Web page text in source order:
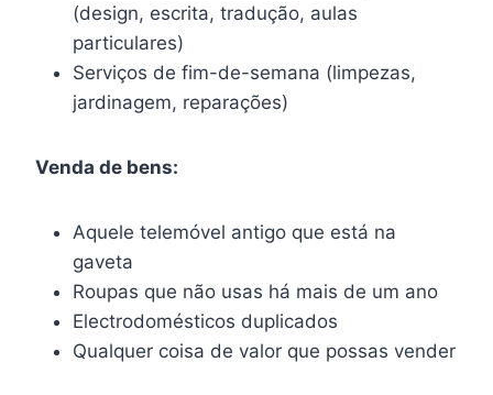
(design, escrita, tradução, aulas
particulares)
Serviços de fim-de-semana (limpezas,
jardinagem, reparações)
Venda de bens:
Aquele telemóvel antigo que está na
gaveta
Roupas que não usas há mais de um ano
Electrodomésticos duplicados
Qualquer coisa de valor que possas vender